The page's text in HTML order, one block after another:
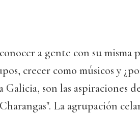
a gente con su misma
crecer como músicos y
son las aspiraciones
La agrupación